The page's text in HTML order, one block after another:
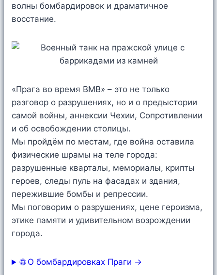
волны бомбардировок и драматичное
восстание.
«Прага во время ВМВ» – это не только
разговор о разрушениях, но и о предыстории
самой войны, аннексии Чехии, Сопротивлении
и об освобождении столицы.
Мы пройдём по местам, где война оставила
физические шрамы на теле города:
разрушенные кварталы, мемориалы, крипты
героев, следы пуль на фасадах и здания,
пережившие бомбы и репрессии.
Мы поговорим о разрушениях, цене героизма,
этике памяти и удивительном возрождении
города.
🌐 О бомбардировках Праги →